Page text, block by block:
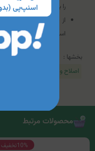
را با آب ولرم بشویید و از
است که محصول را
بخشها :
اصلاح و مراقبت بعد از اصلاح
محصولات مرتبط
10%تخفیف